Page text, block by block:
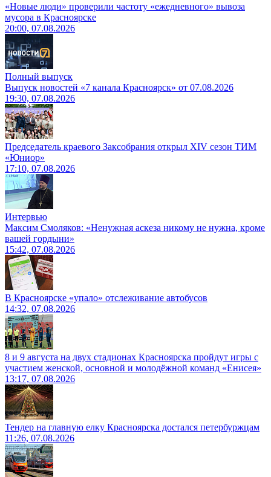
«Новые люди» проверили частоту «ежедневного» вывоза
мусора в Красноярске
20:00, 07.08.2026
Полный выпуск
Выпуск новостей «7 канала Красноярск» от 07.08.2026
19:30, 07.08.2026
Председатель краевого Заксобрания открыл XIV сезон ТИМ
«Юниор»
17:10, 07.08.2026
Интервью
Максим Смоляков: «Ненужная аскеза никому не нужна, кроме
вашей гордыни»
15:42, 07.08.2026
В Красноярске «упало» отслеживание автобусов
14:32, 07.08.2026
8 и 9 августа на двух стадионах Красноярска пройдут игры с
участием женской, основной и молодёжной команд «Енисея»
13:17, 07.08.2026
Тендер на главную елку Красноярска достался петербуржцам
11:26, 07.08.2026